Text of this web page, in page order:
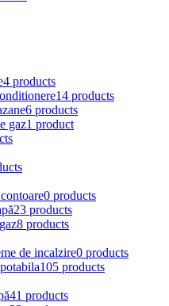
4 products
14 products
6 products
gaz1 product
0 products
23 products
8 products
de incalzire0 products
105 products
41 products